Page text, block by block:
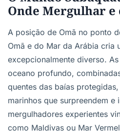
Onde Mergulhar e
A posição de Omã no ponto
Omã e do Mar da Arábia cria
excepcionalmente diverso.
oceano profundo,
quentes das baías
marinhos que surpreendem e
mergulhadores experientes
como Maldivas ou Mar